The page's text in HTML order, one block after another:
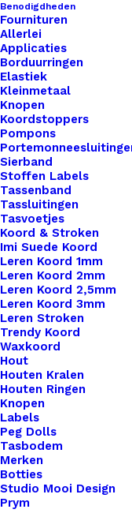
Benodigdheden
Fournituren
Allerlei
Applicaties
Borduurringen
Elastiek
Kleinmetaal
Knopen
Koordstoppers
Pompons
Sierband
Stoffen Labels
Tassenband
Tassluitingen
Tasvoetjes
Koord & Stroken
Imi Suede Koord
Leren Koord 1mm
Leren Koord 2mm
Leren Koord 2,5mm
Leren Koord 3mm
Leren Stroken
Trendy Koord
Waxkoord
Hout
Houten Kralen
Houten Ringen
Knopen
Labels
Peg Dolls
Tasbodem
Merken
Botties
Studio Mooi Design
Prym
€3,50